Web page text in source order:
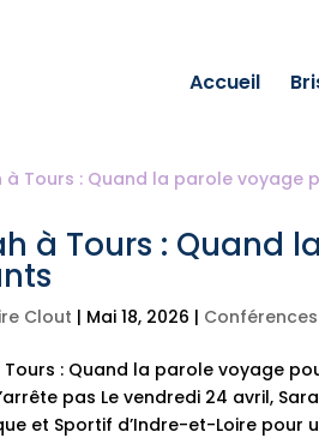
Accueil
à Tours : Quand
Clout | Mai 18, 2026 | Conférences
Tours : Quand la parole voyage
pas Le vendredi 24 avril,
et Sportif d’Indre-et-Loire pour